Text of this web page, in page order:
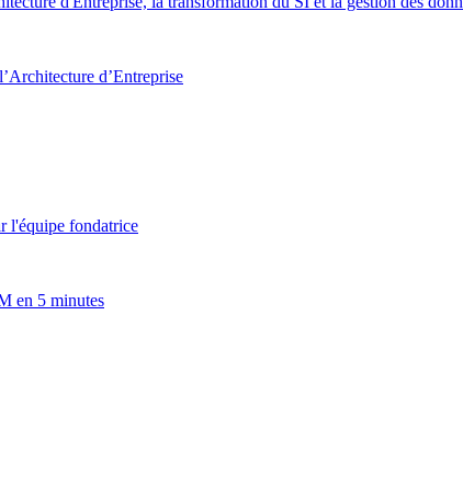
d’Entreprise
l'équipe fondatrice
en 5 minutes